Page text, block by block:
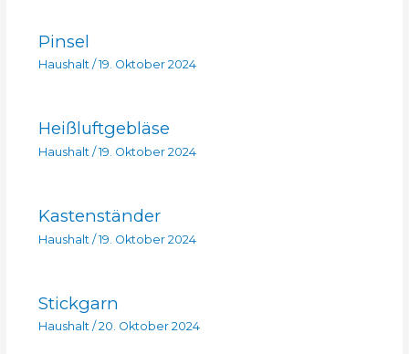
Pinsel
Haushalt / 19. Oktober 2024
Heißluftgebläse
Haushalt /19. Oktober 2024
Kastenständer
Haushalt /19. Oktober 2024
Stickgarn
Haushalt/ 20. Oktober 2024